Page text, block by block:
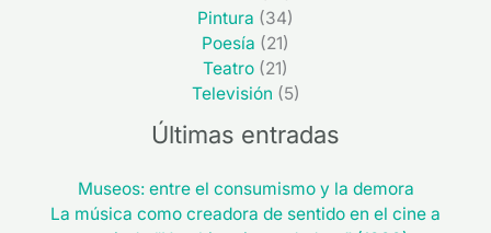
Pintura (34)
Poesía (21)
Teatro (21)
Televisión (5)
Últimas entradas
Museos: entre el consumismo y la demora
La música como creadora de sentido en el cine a